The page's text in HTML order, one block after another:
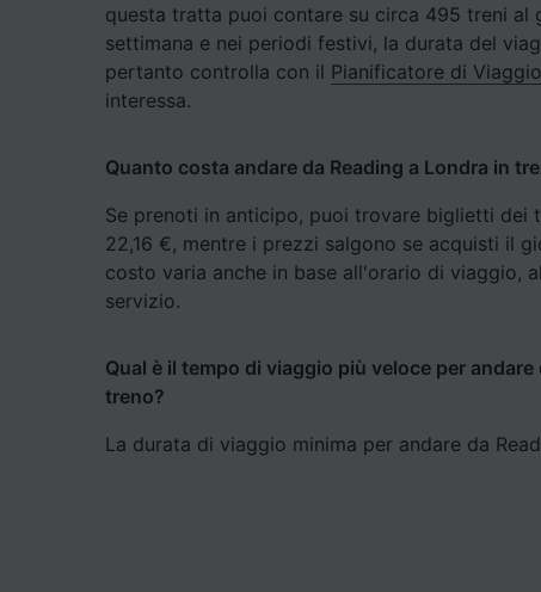
questa tratta puoi contare su circa 495 treni al
settimana e nei periodi festivi, la durata del
pertanto controlla con il Pianificatore di Viaggio
interessa.
Quanto costa andare da Reading a Londra in
Se prenoti in anticipo, puoi trovare biglietti dei
22,16 €, mentre i prezzi salgono se acquisti il
costo varia anche in base all'orario di viaggio,
servizio.
Qual è il tempo di viaggio più veloce per andare
treno?
La durata di viaggio minima per andare da
Elenco